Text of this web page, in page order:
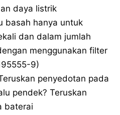
daya listrik
basah hanya untuk
dan dalam jumlah
menggunakan filter
9)
penyedotan pada
pendek? Teruskan
baterai